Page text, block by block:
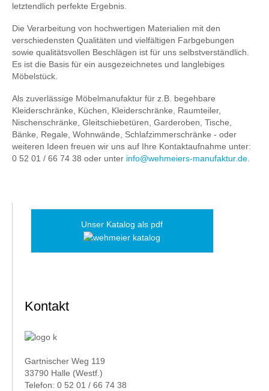
letztendlich perfekte Ergebnis.
Die Verarbeitung von hochwertigen Materialien mit den
verschiedensten Qualitäten und vielfältigen Farbgebungen
sowie qualitätsvollen Beschlägen ist für uns selbstverständlich.
Es ist die Basis für ein ausgezeichnetes und langlebiges
Möbelstück.
Als zuverlässige Möbelmanufaktur für z.B. begehbare
Kleiderschränke, Küchen, Kleiderschränke, Raumteiler,
Nischenschränke, Gleitschiebetüren, Garderoben, Tische,
Bänke, Regale, Wohnwände, Schlafzimmerschränke - oder
weiteren Ideen freuen wir uns auf Ihre Kontaktaufnahme unter:
0 52 01 / 66 74 38 oder unter info@wehmeiers-manufaktur.de.
Unser Katalog als pdf
Kontakt
Gartnischer Weg 119
33790 Halle (Westf.)
Telefon: 0 52 01 / 66 74 38